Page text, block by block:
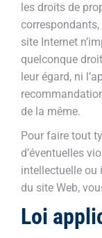
les droits de
site Internet
quelconque
leur égard, ni
de la même.
Pour faire tout
d’éventuelles
intellectuelle ou
du site Web,
Loi